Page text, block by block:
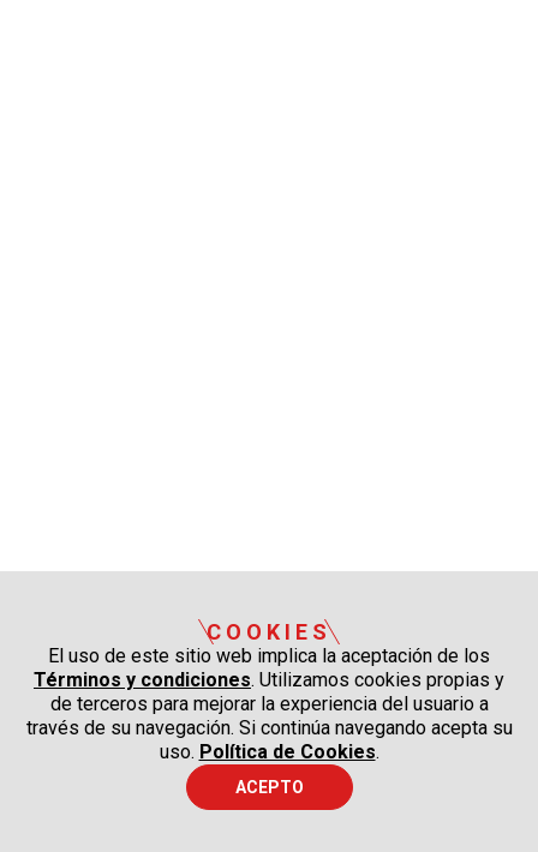
COOKIES
El uso de este sitio web implica la aceptación de los
Términos y condiciones. Utilizamos cookies propias y
de terceros para mejorar la experiencia del usuario a
través de su navegación. Si continúa navegando acepta su
uso. Política de Cookies.
ACEPTO